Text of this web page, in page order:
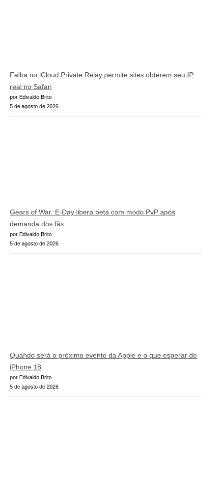
Falha no iCloud Private Relay permite sites obterem seu IP
real no Safari
por Edivaldo Brito
5 de agosto de 2026
Gears of War: E-Day libera beta com modo PvP após
demanda dos fãs
por Edivaldo Brito
5 de agosto de 2026
Quando será o próximo evento da Apple e o que esperar do
iPhone 18
por Edivaldo Brito
5 de agosto de 2026